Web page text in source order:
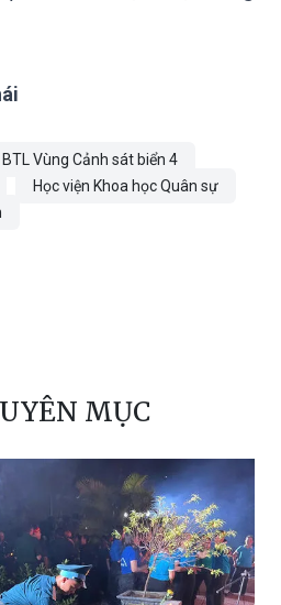
BTL Vùng Cảnh sát biển 4
Học viện Khoa học Quân sự
MỤC